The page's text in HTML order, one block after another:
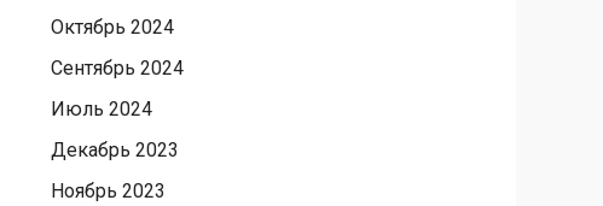
Октябрь 2024
Сентябрь 2024
Июль 2024
Декабрь 2023
Ноябрь 2023